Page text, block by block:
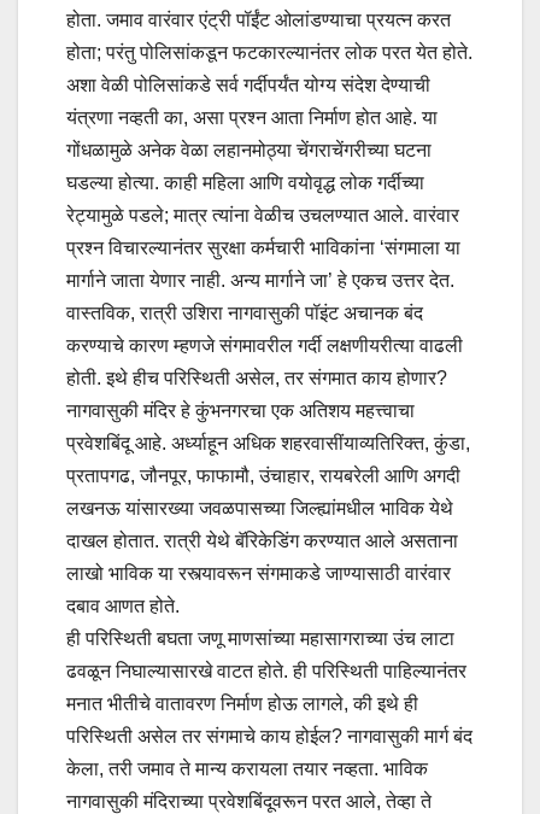
होता. जमाव वारंवार एंट्री पॉईंट ओलांडण्याचा प्रयत्न करत
होता; परंतु पोलिसांकडून फटकारल्यानंतर लोक परत येत होते.
अशा वेळी पोलिसांकडे सर्व गर्दीपर्यंत योग्य संदेश देण्याची
यंत्रणा नव्हती का, असा प्रश्न आता निर्माण होत आहे. या
गोंधळामुळे अनेक वेळा लहानमोठ्या चेंगराचेंगरीच्या घटना
घडल्या होत्या. काही महिला आणि वयोवृद्ध लोक गर्दीच्या
रेट्यामुळे पडले; मात्र त्यांना वेळीच उचलण्यात आले. वारंवार
प्रश्न विचारल्यानंतर सुरक्षा कर्मचारी भाविकांना ‌‘संगमाला या
मार्गाने जाता येणार नाही. अन्य मार्गाने जा‌’ हे एकच उत्तर देत.
वास्तविक, रात्री उशिरा नागवासुकी पॉइंट अचानक बंद
करण्याचे कारण म्हणजे संगमावरील गर्दी लक्षणीयरीत्या वाढली
होती. इथे हीच परिस्थिती असेल, तर संगमात काय होणार?
नागवासुकी मंदिर हे कुंभनगरचा एक अतिशय महत्त्वाचा
प्रवेशबिंदू आहे. अर्ध्याहून अधिक शहरवासींयाव्यतिरिक्त, कुंडा,
प्रतापगढ, जौनपूर, फाफामौ, उंचाहार, रायबरेली आणि अगदी
लखनऊ यांसारख्या जवळपासच्या जिल्ह्यांमधील भाविक येथे
दाखल होतात. रात्री येथे बॅरिकेडिंग करण्यात आले असताना
लाखो भाविक या रस्त्यावरून संगमाकडे जाण्यासाठी वारंवार
दबाव आणत होते.
ही परिस्थिती बघता जणू माणसांच्या महासागराच्या उंच लाटा
ढवळून निघाल्यासारखे वाटत होते. ही परिस्थिती पाहिल्यानंतर
मनात भीतीचे वातावरण निर्माण होऊ लागले, की इथे ही
परिस्थिती असेल तर संगमाचे काय होईल? नागवासुकी मार्ग बंद
केला, तरी जमाव ते मान्य करायला तयार नव्हता. भाविक
नागवासुकी मंदिराच्या प्रवेशबिंदूवरून परत आले, तेव्हा ते